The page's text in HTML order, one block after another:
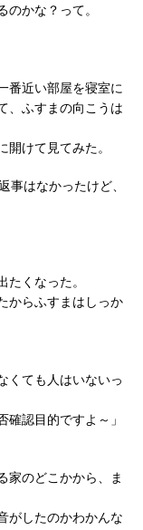
かな？って。
番近い部屋を寝室に
、ふすまの向こうは
けて見てみた。
事はなかったけど、
くなった。
からふすまはしっか
くても人はいないっ
認目的ですよ～」
家のどこかから、ま
がしたのかわかんな